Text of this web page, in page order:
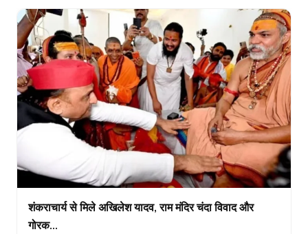
शंकराचार्य से मिले अखिलेश यादव, राम मंदिर चंदा विवाद और
गोरक...